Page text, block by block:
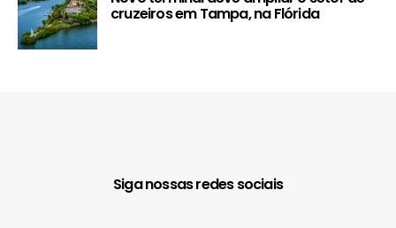
cruzeiros em Tampa, na Flórida
Siga nossas redes sociais